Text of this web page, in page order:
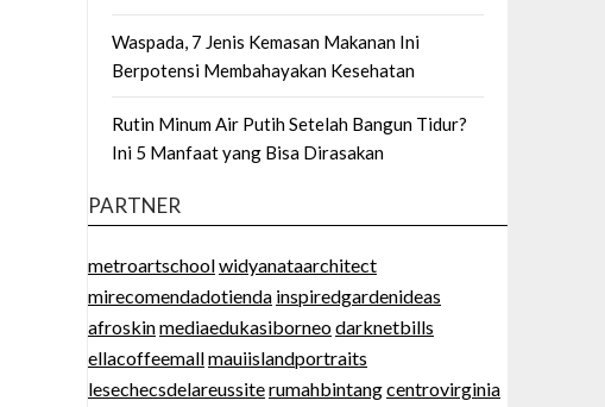
Waspada, 7 Jenis Kemasan Makanan Ini
Berpotensi Membahayakan Kesehatan
Rutin Minum Air Putih Setelah Bangun Tidur?
Ini 5 Manfaat yang Bisa Dirasakan
PARTNER
metroartschoolwidyanataarchitect
mirecomendadotienda inspiredgardenideas
afroskinmediaedukasiborneodarknetbills
ellacoffeemallmauiislandportraits
lesechecsdelareussiterumahbintangcentrovirginia